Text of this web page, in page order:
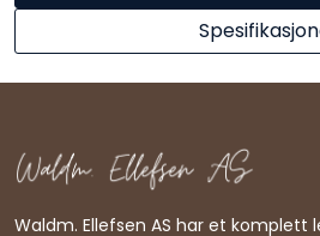
Waldm. Ellefsen AS har et komplett